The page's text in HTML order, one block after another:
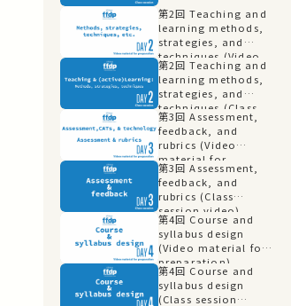
第2回 Teaching and
learning methods,
strategies, and
techniques (Video
material for
preparation)
第2回 Teaching and
learning methods,
strategies, and
techniques (Class
session video)
第3回 Assessment,
feedback, and
rubrics (Video
material for
preparation)
第3回 Assessment,
feedback, and
rubrics (Class
session video)
第4回 Course and
syllabus design
(Video material for
preparation)
第4回 Course and
syllabus design
(Class session